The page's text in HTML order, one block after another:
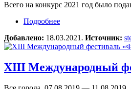
Всего на конкурс 2021 год было
Подробнее
Добавлено: 18.03.2021. Источник:
XIII Международный